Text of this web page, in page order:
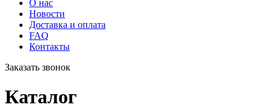
О нас
Новости
Доставка и оплата
FAQ
Контакты
Заказать звонок
Каталог